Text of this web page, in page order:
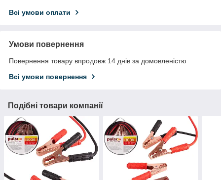
Всі умови оплати
Умови повернення
Повернення товару впродовж 14 днів за домовленістю
Всі умови повернення
Подібні товари компанії